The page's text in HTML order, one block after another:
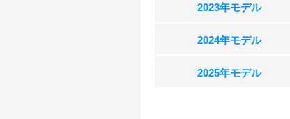
2023年モデル
2024年モデル
2025年モデル